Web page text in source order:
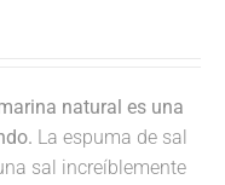
natural es una
La espuma de sal
sal increíblemente